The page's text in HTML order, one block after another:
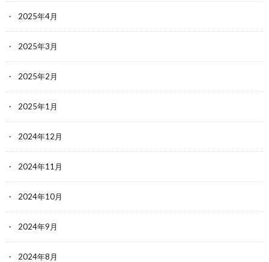
2025年4月
2025年3月
2025年2月
2025年1月
2024年12月
2024年11月
2024年10月
2024年9月
2024年8月